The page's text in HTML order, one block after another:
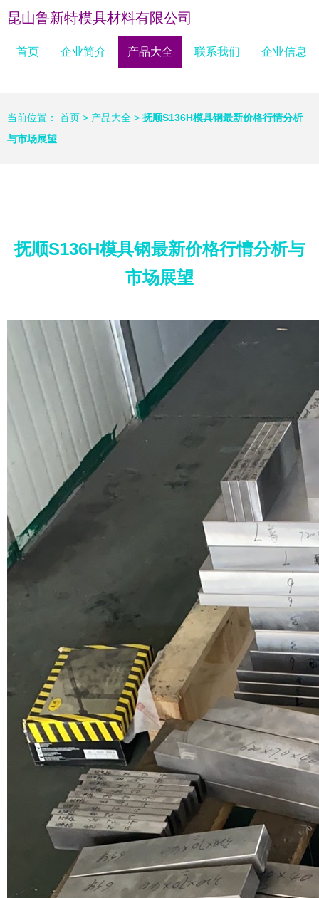
昆山鲁新特模具材料有限公司
首页 企业简介 产品大全 联系我们 企业信息
当前位置： 首页 > 产品大全 > 抚顺S136H模具钢最新价格行情分析
与市场展望
抚顺S136H模具钢最新价格行情分析与
市场展望